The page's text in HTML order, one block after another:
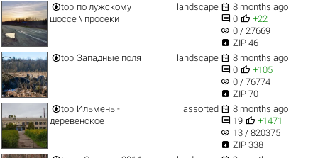
top по лужскому
шоссе \ просеки
landscape  8 months ago
 0  +22
visibility 0 / 27669
 ZIP 46
top Западные поля landscape  8 months ago
 0  +105
visibility 0 / 76774
 ZIP 70
top Ильмень -
деревенское
assorted  8 months ago
 19  +1471
visibility 13 / 820375
 ZIP 338